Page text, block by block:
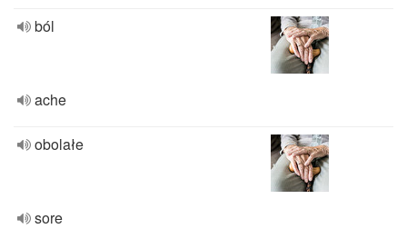
ból
ache
obolałe
sore